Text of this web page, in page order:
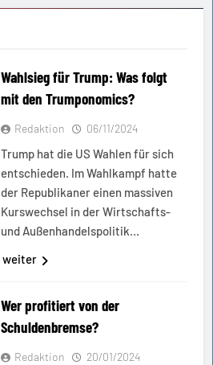
Wahlsieg für Trump: Was folgt
mit den Trumponomics?
Redaktion 06/11/2024
Trump hat die US Wahlen für sich
entschieden. Im Wahlkampf hatte
der Republikaner einen massiven
Kurswechsel in der Wirtschafts-
und Außenhandelspolitik…
weiter
Wer profitiert von der
Schuldenbremse?
Redaktion 20/01/2024